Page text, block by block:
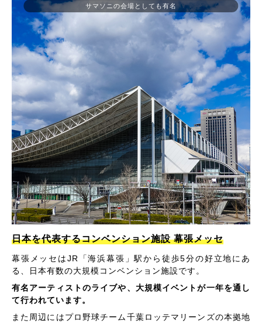
日本を代表するコンベンション施設 幕張メッセ
幕張メッセはJR「海浜幕張」駅から徒歩5分の好立地にあ
る、日本有数の大規模コンベンション施設です。
有名アーティストのライブや、大規模イベントが一年を通し
て行われています。
また周辺にはプロ野球チーム千葉ロッテマリーンズの本拠地
サマソニの会場としても有名